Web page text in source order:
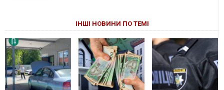
ІНШІ НОВИНИ ПО ТЕМІ